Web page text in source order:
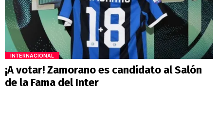
INTERNACIONAL
¡A votar! Zamorano es candidato al Salón
de la Fama del Inter